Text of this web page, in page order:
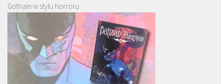
Gotham w stylu horroru